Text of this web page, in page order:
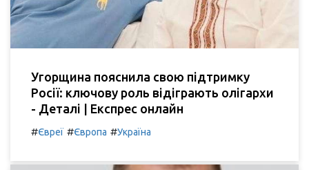
Угорщина пояснила свою підтримку
Росії: ключову роль відіграють олігархи
- Деталі | Експрес онлайн
#Євреї #Європа #Україна